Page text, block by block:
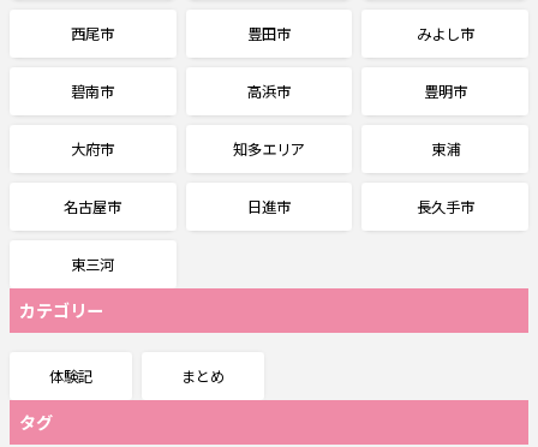
西尾市 豊田市 みよし市
碧南市 高浜市 豊明市
大府市 知多エリア 東浦
名古屋市 日進市 長久手市
東三河
カテゴリー
体験記 まとめ
タグ